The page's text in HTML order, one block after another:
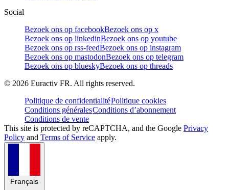
Social
Bezoek ons op facebookBezoek ons op x
Bezoek ons op linkedinBezoek ons op youtube
Bezoek ons op rss-feedBezoek ons op instagram
Bezoek ons op mastodonBezoek ons op telegram
Bezoek ons op blueskyBezoek ons op threads
© 2026 Euractiv FR. All rights reserved.
Politique de confidentialitéPolitique cookies
Conditions généralesConditions d’abonnement
Conditions de vente
This site is protected by reCAPTCHA, and the Google Privacy
Policy and Terms of Service apply.
Français